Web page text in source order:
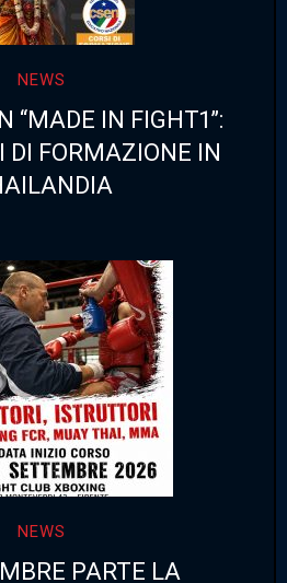
NEWS
“MADE IN FIGHT1”:
DI FORMAZIONE IN
NEWS
PARTE LA